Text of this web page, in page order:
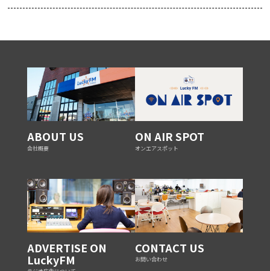
ABOUT US
会社概要
ON AIR SPOT
オンエアスポット
ADVERTISE ON
LuckyFM
CONTACT US
お問い合わせ